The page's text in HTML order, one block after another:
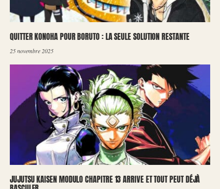
QUITTER KONOHA POUR BORUTO : LA SEULE SOLUTION RESTANTE
25 novembre 2025
JUJUTSU KAISEN MODULO CHAPITRE 13 ARRIVE ET TOUT PEUT DÉJÀ